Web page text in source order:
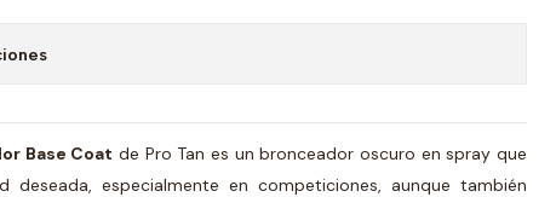
Base Coat de Pro Tan es un bronceador oscuro en spray que
especialmente en competiciones, aunque también